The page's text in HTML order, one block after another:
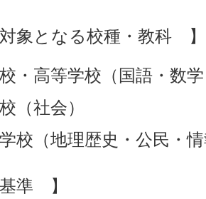
象となる校種・教科 】
高等学校（国語・数学
社会）
（地理歴史・公民・情
準 】